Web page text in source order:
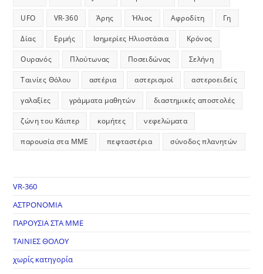
UFO VR-360 Άρης Ήλιος Αφροδίτη Γη
Δίας Ερμής Ισημερίες Ηλιοστάσια Κρόνος
Ουρανός Πλούτωνας Ποσειδώνας Σελήνη
Ταινίες Θόλου αστέρια αστερισμοί αστεροειδείς
γαλαξίες γράμματα μαθητών διαστημικές αποστολές
ζώνη του Κάιπερ κομήτες νεφελώματα
παρουσία στα ΜΜΕ πεφταστέρια σύνοδος πλανητών
VR-360
ΑΣΤΡΟΝΟΜΙΑ
ΠΑΡΟΥΣΙΑ ΣΤΑ ΜΜΕ
ΤΑΙΝΙΕΣ ΘΟΛΟΥ
χωρίς κατηγορία